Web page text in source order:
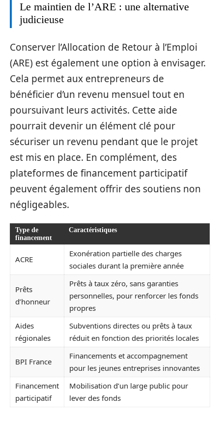
Le maintien de l’ARE : une alternative
judicieuse
Conserver l’Allocation de Retour à l’Emploi
(ARE) est également une option à envisager.
Cela permet aux entrepreneurs de
bénéficier d’un revenu mensuel tout en
poursuivant leurs activités. Cette aide
pourrait devenir un élément clé pour
sécuriser un revenu pendant que le projet
est mis en place. En complément, des
plateformes de financement participatif
peuvent également offrir des soutiens non
négligeables.
Type de
financement
Caractéristiques
ACRE
Exonération partielle des charges
sociales durant la première année
Prêts
d’honneur
Prêts à taux zéro, sans garanties
personnelles, pour renforcer les fonds
propres
Aides
régionales
Subventions directes ou prêts à taux
réduit en fonction des priorités locales
BPI France
Financements et accompagnement
pour les jeunes entreprises innovantes
Financement
participatif
Mobilisation d’un large public pour
lever des fonds